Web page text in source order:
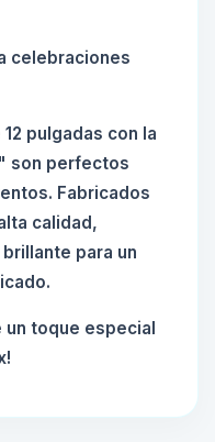
celebraciones
pulgadas con la
son perfectos
Fabricados
calidad,
para un
un toque especial